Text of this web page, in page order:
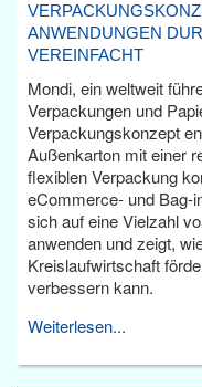
ANWENDUNGEN
VEREINFACHT
Mondi, ein weltweit
Verpackungen und
Verpackungskonzept
Außenkarton mit einer
flexiblen Verpackung
eCommerce- und Bag-
sich auf eine Vielzahl
anwenden und zeigt,
Kreislaufwirtschaft
verbessern kann.
Weiterlesen...